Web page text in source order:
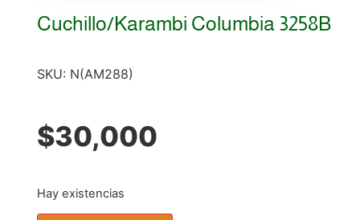
Cuchillo/karambi Columbia 3258B
SKU: N(AM288)
$30,000
Hay existencias